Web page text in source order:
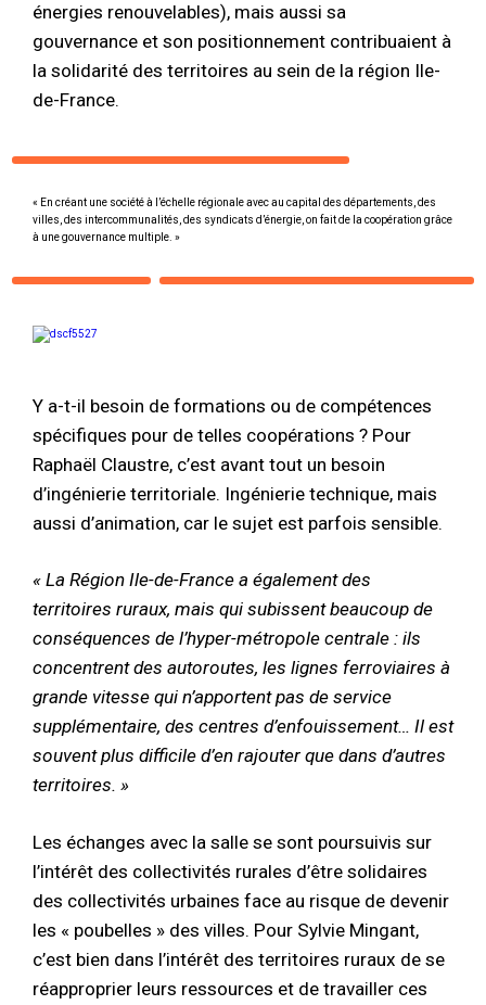
énergies renouvelables), mais aussi sa
gouvernance et son positionnement contribuaient à
la solidarité des territoires au sein de la région Ile-
de-France.
« En créant une société à l’échelle régionale avec au capital des départements, des
villes, des intercommunalités, des syndicats d’énergie, on fait de la coopération grâce
à une gouvernance multiple. »
Y a-t-il besoin de formations ou de compétences
spécifiques pour de telles coopérations ? Pour
Raphaël Claustre, c’est avant tout un besoin
d’ingénierie territoriale. Ingénierie technique, mais
aussi d’animation, car le sujet est parfois sensible.
« La Région Ile-de-France a également des
territoires ruraux, mais qui subissent beaucoup de
conséquences de l’hyper-métropole centrale : ils
concentrent des autoroutes, les lignes ferroviaires à
grande vitesse qui n’apportent pas de service
supplémentaire, des centres d’enfouissement… Il est
souvent plus difficile d’en rajouter que dans d’autres
territoires. »
Les échanges avec la salle se sont poursuivis sur
l’intérêt des collectivités rurales d’être solidaires
des collectivités urbaines face au risque de devenir
les « poubelles » des villes. Pour Sylvie Mingant,
c’est bien dans l’intérêt des territoires ruraux de se
réapproprier leurs ressources et de travailler ces